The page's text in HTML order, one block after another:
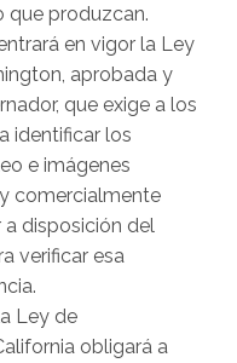
que produzcan.
en vigor la Ley
aprobada y
que exige a los
identificar los
e imágenes
comercialmente
disposición del
verificar esa
Ley de
obligará a